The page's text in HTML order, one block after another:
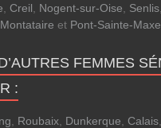
Creil Nogent-sur-Oise Senlis,
Montataire et Pont-Sainte-
FEMMES
:
Roubaix, Dunkerque Calais,